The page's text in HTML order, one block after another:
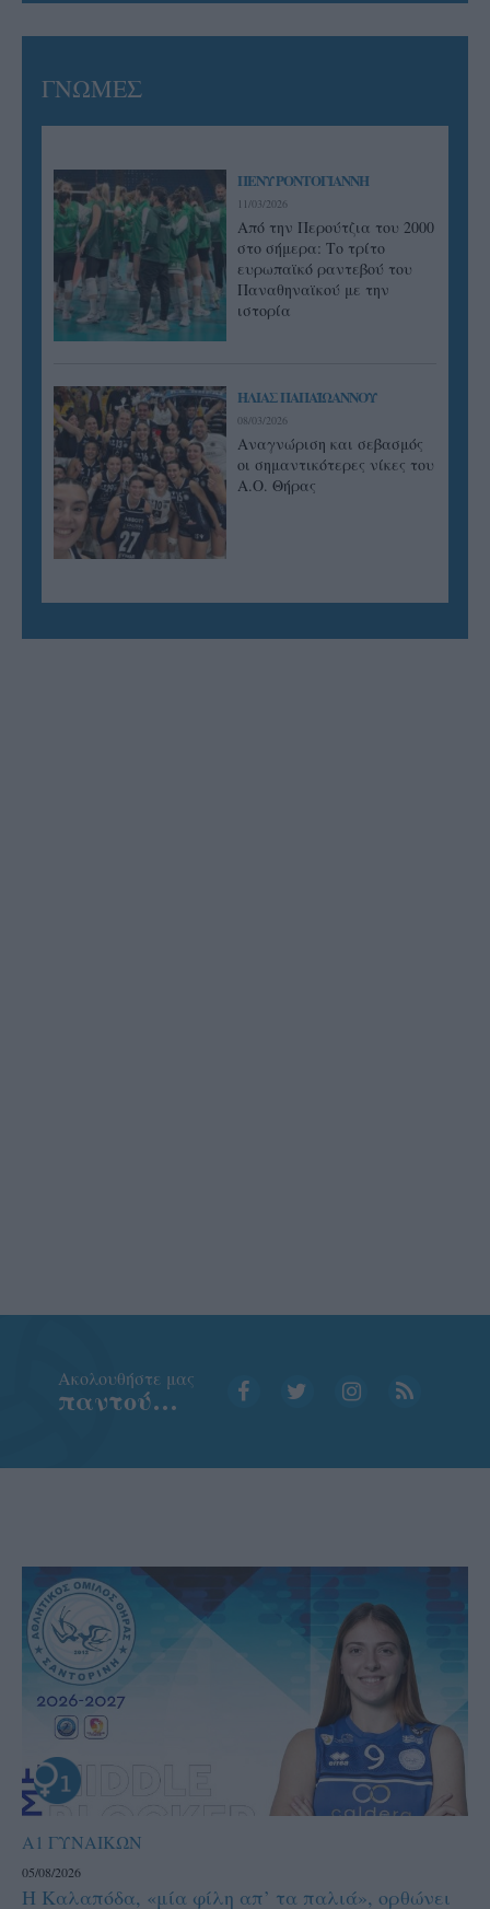
ΓΝΩΜΕΣ
ΠΕΝΥ ΡΟΝΤΟΓΙΑΝΝΗ
11/03/2026
Από την Περούτζια του 2000
στο σήμερα: Tο τρίτο
ευρωπαϊκό ραντεβού του
Παναθηναϊκού με την
ιστορία
ΗΛΙΑΣ ΠΑΠΑΪΩΑΝΝΟΥ
08/03/2026
Αναγνώριση και σεβασμός
οι σημαντικότερες νίκες του
Α.Ο. Θήρας
Aκολουθήστε μας
παντού…
Α1 ΓΥΝΑΙΚΩΝ
05/08/2026
Η Καλαπόδα, «μία φίλη απ’ τα παλιά», ορθώνει